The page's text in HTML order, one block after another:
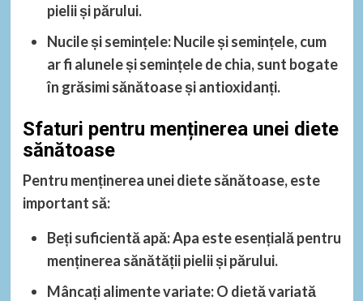
pielii și părului.
Nucile și semințele: Nucile și semințele, cum
ar fi alunele și semințele de chia, sunt bogate
în grăsimi sănătoase și antioxidanți.
Sfaturi pentru menținerea unei diete
sănătoase
Pentru menținerea unei diete sănătoase, este
important să:
Beți suficientă apă: Apa este esențială pentru
menținerea sănătății pielii și părului.
Mâncați alimente variate: O dietă variată